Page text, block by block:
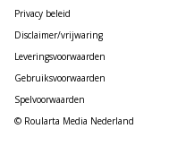
Privacy beleid
Disclaimer/vrijwaring
Leveringsvoorwaarden
Gebruiksvoorwaarden
Spelvoorwaarden
© Roularta Media Nederland